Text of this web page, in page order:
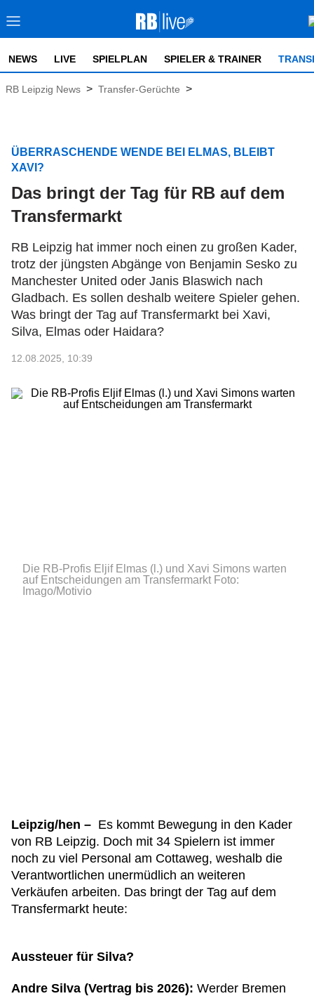
NEWS LIVE SPIELPLAN SPIELER & TRAINER
RB Leipzig News > Transfer-Gerüchte >
ÜBERRASCHENDE WENDE BEI ELMAS, BLEIBT
XAVI?
Das bringt der Tag für RB auf dem
Transfermarkt
RB Leipzig hat immer noch einen zu großen Kader,
trotz der jüngsten Abgänge von Benjamin Sesko zu
Manchester United oder Janis Blaswich nach
Gladbach. Es sollen deshalb weitere Spieler gehen.
Was bringt der Tag auf Transfermarkt bei Xavi,
Silva, Elmas oder Haidara?
12.08.2025, 10:39
Die RB-Profis Eljif Elmas (l.) und Xavi Simons warten
auf Entscheidungen am Transfermarkt Foto:
Imago/Motivio
Leipzig/hen – Es kommt Bewegung in den Kader
von RB Leipzig. Doch mit 34 Spielern ist immer
noch zu viel Personal am Cottaweg, weshalb die
Verantwortlichen unermüdlich an weiteren
Verkäufen arbeiten. Das bringt der Tag auf dem
Transfermarkt heute:
Aussteuer für Silva?
Andre Silva (Vertrag bis 2026): Werder Bremen